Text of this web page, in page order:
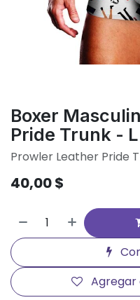
Boxer
Pride Trunk - L
Prowler Leather Pride
40,00$
Agregar